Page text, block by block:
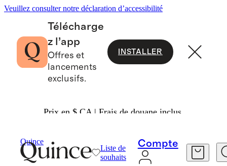
Veuillez consulter notre déclaration d’accessibilité
Télécharge
z l’app
Offres et
lancements
exclusifs.
INSTALLER
Prix en $ CA | Frais de douane inclus.
Quince
Liste de
souhaits
Compte
Fleece
FLEECE